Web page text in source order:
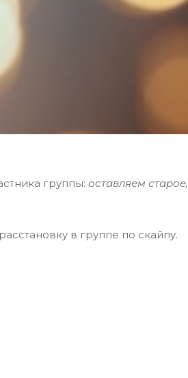
группы: оставляем старое,
в группе по скайпу.